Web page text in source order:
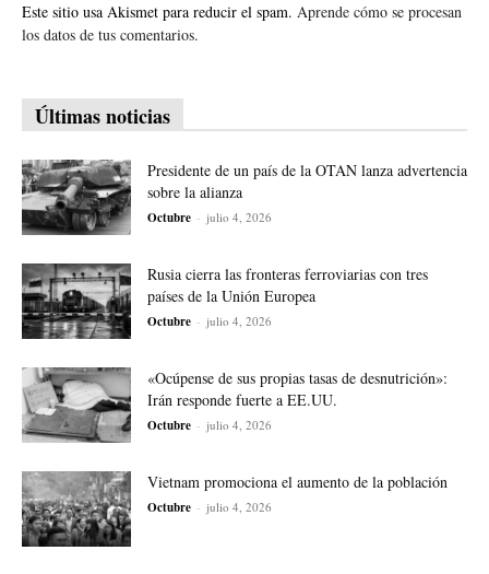
Este sitio usa Akismet para reducir el spam. Aprende cómo se procesan
los datos de tus comentarios.
Últimas noticias
Presidente de un país de la OTAN lanza advertencia
sobre la alianza
Octubre - julio 4, 2026
Rusia cierra las fronteras ferroviarias con tres
países de la Unión Europea
Octubre - julio 4, 2026
«Ocúpense de sus propias tasas de desnutrición»:
Irán responde fuerte a EE.UU.
Octubre - julio 4, 2026
Vietnam promociona el aumento de la población
Octubre - julio 4, 2026